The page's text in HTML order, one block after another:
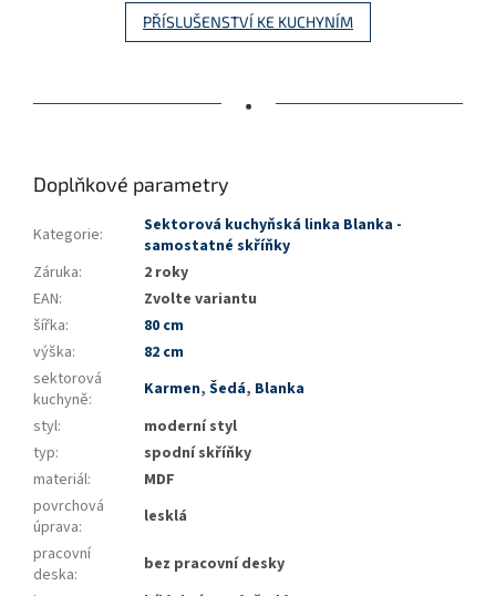
PŘÍSLUŠENSTVÍ KE KUCHYNÍM
•
Doplňkové parametry
Kategorie:
Sektorová kuchyňská linka Blanka -
samostatné skříňky
Záruka:
2 roky
EAN:
Zvolte variantu
šířka:
80 cm
výška:
82 cm
sektorová
kuchyně: Karmen, Šedá, Blanka
styl:
moderní styl
typ:
spodní skříňky
materiál:
MDF
povrchová
úprava:
lesklá
pracovní
deska:
bez pracovní desky